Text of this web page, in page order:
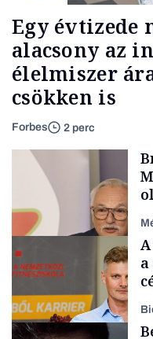
Egy évtizede
alacsony az
élelmiszer
csökken is
Forbes 2 perc
Befektetés